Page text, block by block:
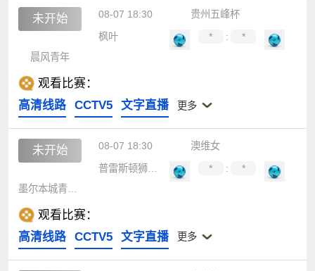
未开始 08-07 18:30
贵州五峰杯
枫叶
* :
*
晨风青年
观看比赛：
高清线路
CCTV5 文字直播 更多
未开始 08-07 18:30
澳维女
普雷斯顿狮队女足
* :
*
观看比赛：
高清线路
CCTV5 文字直播 更多